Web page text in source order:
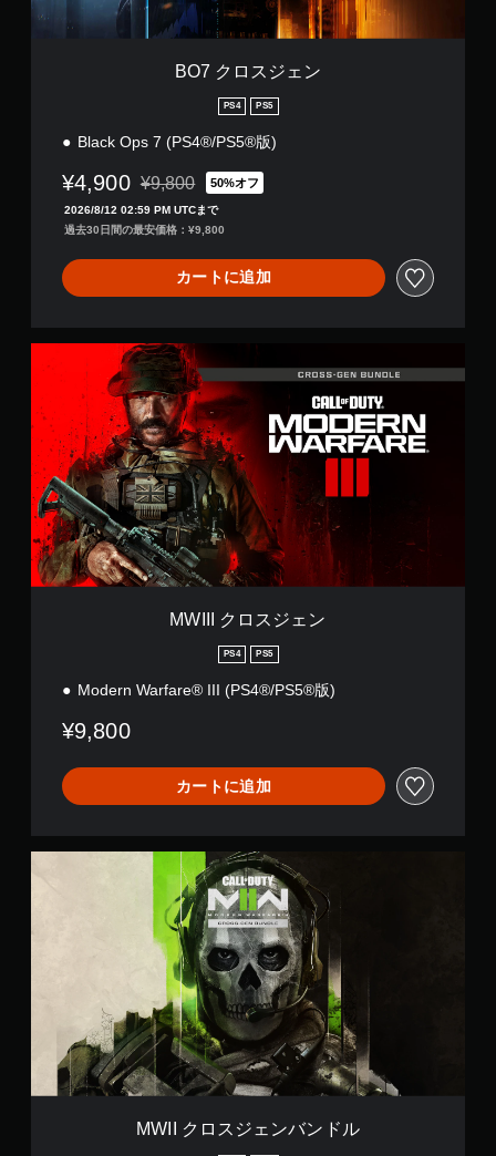
BO7 クロスジェン
PS4 PS5
Black Ops 7 (PS4®/PS5®版)
¥4,900 通常価格¥9,800より値引き
¥9,800 50%オフ
2026/8/12 02:59 PM UTCまで
過去30日間の最安価格：¥9,800
カートに追加
W
I
ク
ロ
ス
ジ
ェ
ン
MWIII クロスジェン
PS4 PS5
Modern Warfare® III (PS4®/PS5®版)
¥9,800
カートに追加
ド
MWII クロスジェンバンドル